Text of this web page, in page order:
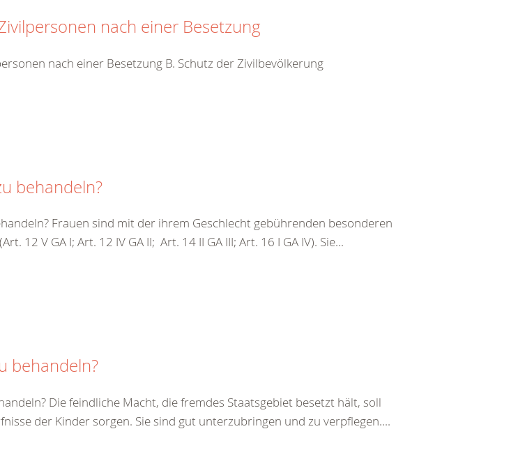
nach einer Besetzung
nach einer Besetzung B. Schutz der Zivilbevölkerung
behandeln?
Frauen sind mit der ihrem Geschlecht gebührenden besonderen
12 V GA I; Art. 12 IV GA II; Art. 14 II GA III; Art. 16 I GA IV). Sie...
behandeln?
Die feindliche Macht, die fremdes Staatsgebiet besetzt hält, soll
der Kinder sorgen. Sie sind gut unterzubringen und zu verpflegen....